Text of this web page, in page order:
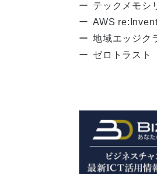
テックメモシ
AWS
地域エッジク
ゼロトラスト